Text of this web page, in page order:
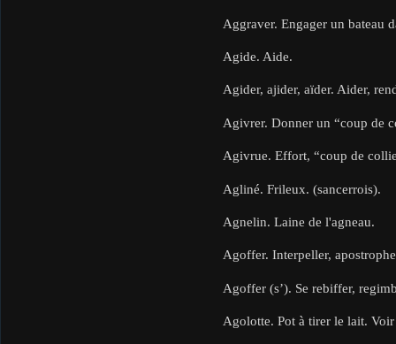
Aggraver. Engager un bateau
Agide. Aide.
Agider, ajider, aïder. Aider,
Agivrer. Donner un “coup de
Agivrue. Effort, “coup de
Agliné. Frileux. (sancerrois).
Agnelin. Laine de l'agneau.
Agoffer. Interpeller,
Agoffer (s’). Se rebiffer,
Agolotte. Pot à tirer le lait.